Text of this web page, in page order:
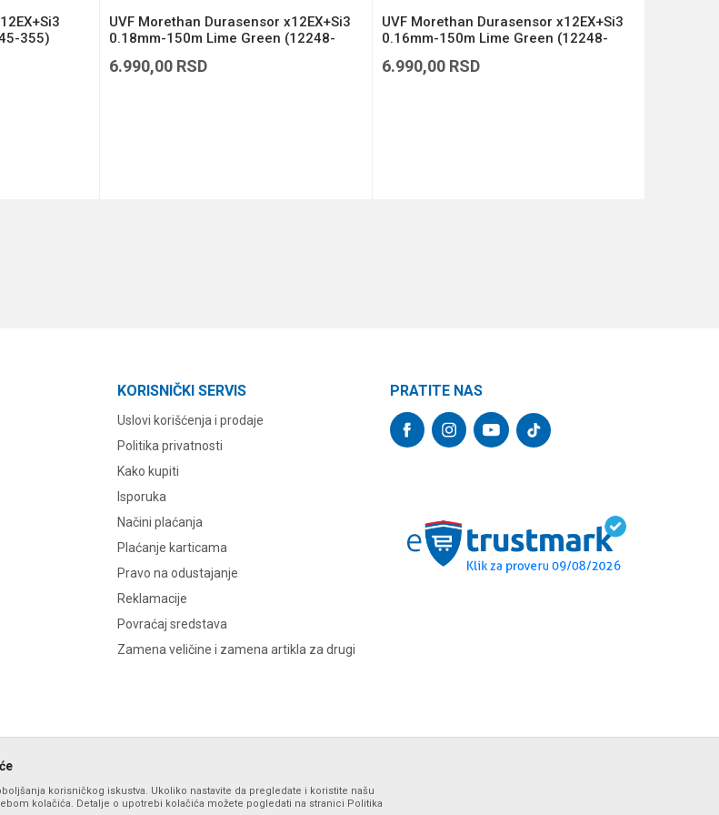
355)
UVF Morethan Durasensor x12EX+Si3
0.18mm-150m Lime Green (12248-
6.990,00 RSD
UVF Morethan Durasensor x12EX+Si3
0.16mm-150m Lime Green (12248-
6.990,00 RSD
KORISNIČKI SERVIS
Uslovi korišćenja i prodaje
Politika privatnosti
Kako kupiti
Isporuka
Načini plaćanja
Plaćanje karticama
Pravo na odustajanje
Reklamacije
Povraćaj sredstava
Zamena veličine i zamena artikla za drugi
PRATITE NAS
korisničkog iskustva. Ukoliko nastavite da pregledate i koristite našu
kolačića. Detalje o upotrebi kolačića možete pogledati na stranici Politika